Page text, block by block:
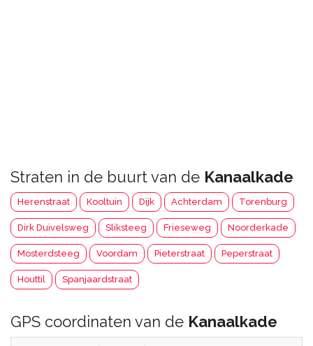
Straten in de buurt van de Kanaalkade
Herenstraat Kooltuin Dijk Achterdam Torenburg
Dirk Duivelsweg Sliksteeg Frieseweg Noorderkade
Mosterdsteeg Voordam Pieterstraat Peperstraat
Houttil Spanjaardstraat
GPS coordinaten van de Kanaalkade